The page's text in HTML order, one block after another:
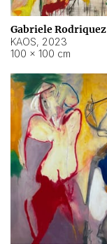
Gabriele Rodriquez
KAOS, 2023
100 × 100 cm